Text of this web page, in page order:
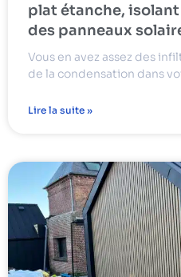
plat étanche,
des panneaux
Vous en avez assez des
de la condensation dans
Lire la suite »